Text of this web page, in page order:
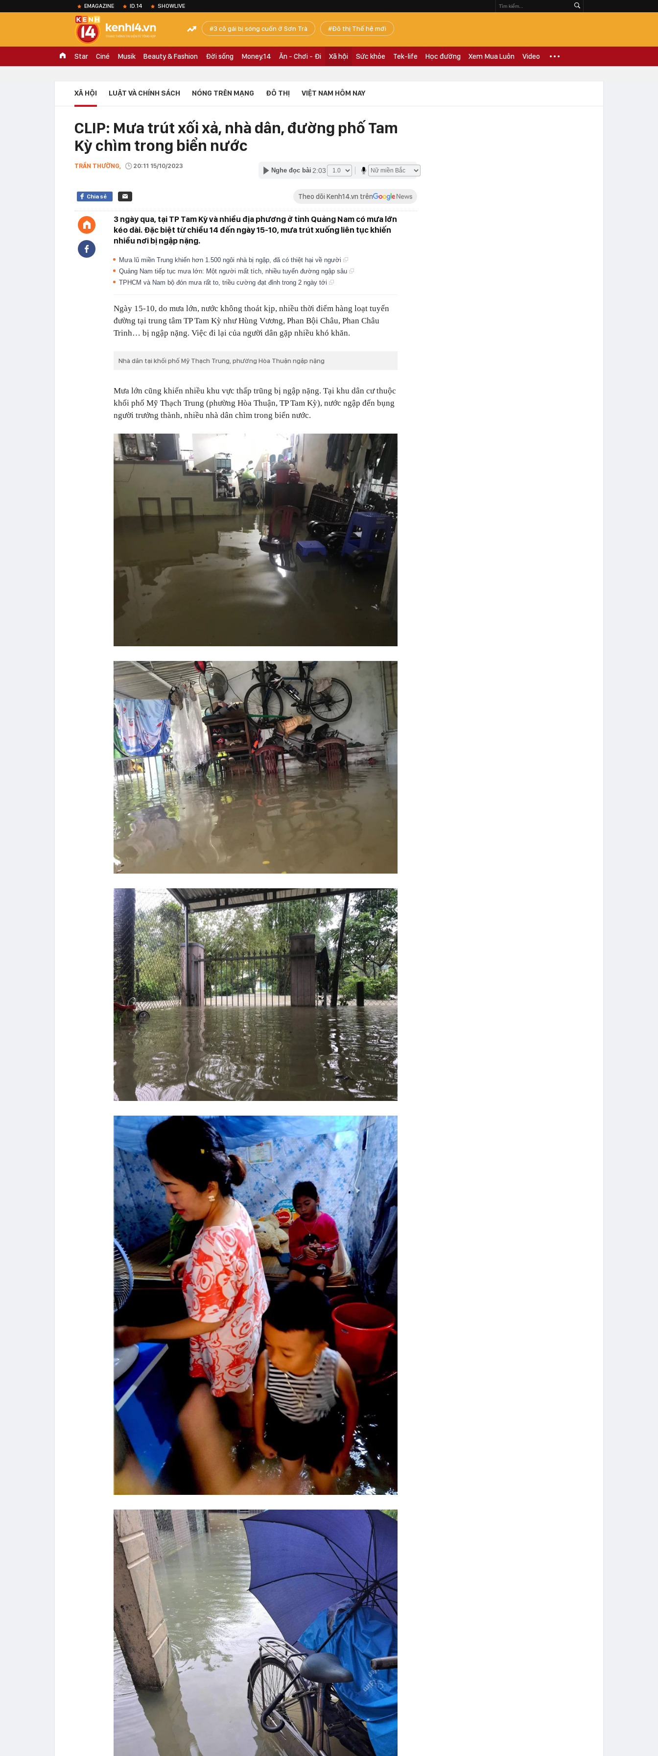
EMAGAZINE ID.14 SHOWLIVE
3 cô gái bị sóng cuốn ở Sơn Trà Đô thị Thế hệ mới
Star Ciné Musik Beauty & Fashion Đời sống Money.14 Ăn - Chơi - Đi Xã hội Sức khỏe Tek-life Học đường Xem Mua Luôn Video
XÃ HỘI LUẬT VÀ CHÍNH SÁCH NÓNG TRÊN MẠNG ĐÔ THỊ VIỆT NAM HÔM NAY
CLIP: Mưa trút xối xả, nhà dân, đường phố Tam
Kỳ chìm trong biển nước
TRẦN THƯỜNG, 20:11 15/10/2023
Nghe đọc bài 2:03
Chia sẻ Theo dõi Kenh14.vn trên
3 ngày qua, tại TP Tam Kỳ và nhiều địa phương ở tỉnh Quảng Nam có mưa lớn
kéo dài. Đặc biệt từ chiều 14 đến ngày 15-10, mưa trút xuống liên tục khiến
nhiều nơi bị ngập nặng.
Mưa lũ miền Trung khiến hơn 1.500 ngôi nhà bị ngập, đã có thiệt hại về người
Quảng Nam tiếp tục mưa lớn: Một người mất tích, nhiều tuyến đường ngập sâu
TPHCM và Nam bộ đón mưa rất to, triều cường đạt đỉnh trong 2 ngày tới
Ngày 15-10, do mưa lớn, nước không thoát kịp, nhiều thời điểm hàng loạt tuyến
đường tại trung tâm TP Tam Kỳ như Hùng Vương, Phan Bội Châu, Phan Châu
Trinh… bị ngập nặng. Việc đi lại của người dân gặp nhiều khó khăn.
Nhà dân tại khối phố Mỹ Thạch Trung, phường Hòa Thuận ngập nặng
Mưa lớn cũng khiến nhiều khu vực thấp trũng bị ngập nặng. Tại khu dân cư thuộc
khối phố Mỹ Thạch Trung (phường Hòa Thuận, TP Tam Kỳ), nước ngập đến bụng
người trưởng thành, nhiều nhà dân chìm trong biển nước.